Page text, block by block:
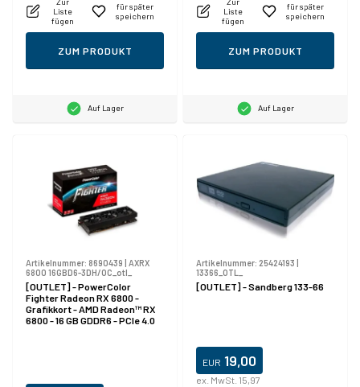
Liste
fügen
für später
speichern
ZUM PRODUKT
Auf Lager
Liste
fügen
für später
speichern
ZUM PRODUKT
Auf Lager
Artikelnummer: 8690439 | AXRX
6800 16GBD6-3DH/OC_otl_
[OUTLET] - PowerColor
Fighter Radeon RX 6800 -
Grafikkort - AMD Radeon™ RX
6800 - 16 GB GDDR6 - PCIe 4.0
Artikelnummer: 25424193 |
13366_OTL_
[OUTLET] - Sandberg 133-66
EUR 19,00
ex. MwSt. 15,97